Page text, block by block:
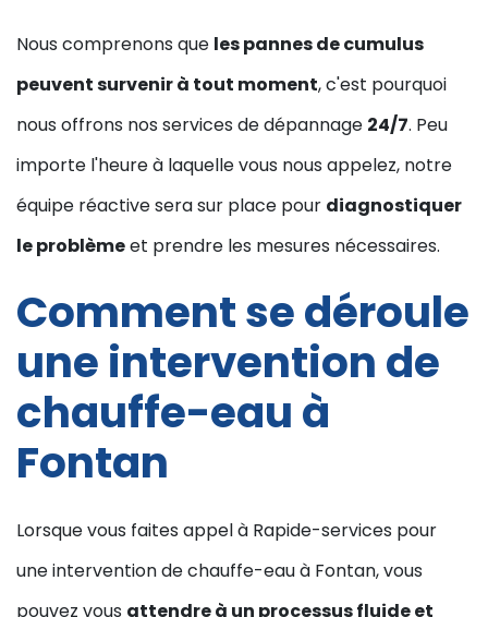
Nous comprenons que les pannes de cumulus
peuvent survenir à tout moment, c'est pourquoi
nous offrons nos services de dépannage 24/7. Peu
importe l'heure à laquelle vous nous appelez, notre
équipe réactive sera sur place pour diagnostiquer
le problèmeet prendre les mesures nécessaires.
Comment se déroule
une intervention de
chauffe-eau à
Fontan
Lorsque vous faites appel à Rapide-services pour
une intervention de chauffe-eau à Fontan, vous
pouvez vous attendre à un processus fluide et